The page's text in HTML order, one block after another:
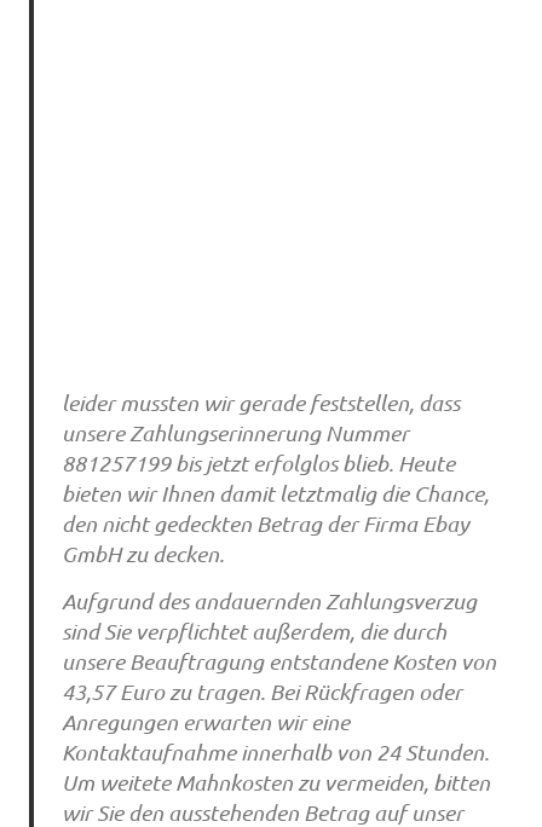
leider mussten wir gerade feststellen, dass
unsere Zahlungserinnerung Nummer
881257199 bis jetzt erfolglos blieb. Heute
bieten wir Ihnen damit letztmalig die Chance,
den nicht gedeckten Betrag der Firma Ebay
GmbH zu decken.
Aufgrund des andauernden Zahlungsverzug
sind Sie verpflichtet außerdem, die durch
unsere Beauftragung entstandene Kosten von
43,57 Euro zu tragen. Bei Rückfragen oder
Anregungen erwarten wir eine
Kontaktaufnahme innerhalb von 24 Stunden.
Um weitete Mahnkosten zu vermeiden, bitten
wir Sie den ausstehenden Betrag auf unser